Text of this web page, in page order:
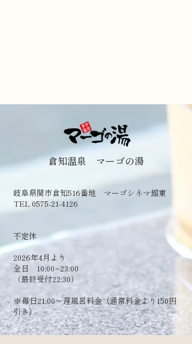
倉知温泉 マーゴの湯
岐阜県関市倉知516番地 マーゴシネマ館東
TEL 0575-21-4126
​不定休
2026年4月より
全日 10:00~23:00
（最終受付22:30）
​※毎日21:00～遅風呂料金（通常料金より150円
引き）